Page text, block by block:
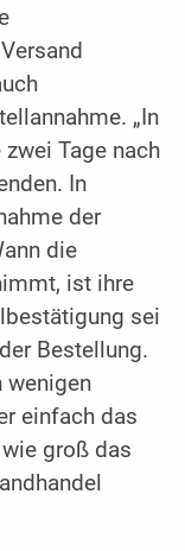
„In
Tage nach
In
der
die
ist ihre
sei
Bestellung.
wenigen
einfach das
groß das